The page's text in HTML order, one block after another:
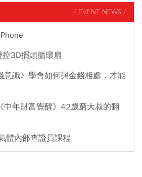
/ EVENT NEWS /
3D擺頭循環扇
意識》學會如何與金錢相處，才能
中年財富覺醒》42歲窮大叔的翻
體內部查證員課程